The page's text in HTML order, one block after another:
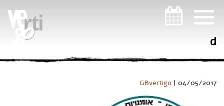
d
GBvertigo | 04/05/2017